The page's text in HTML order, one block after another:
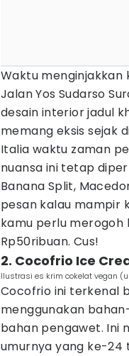
Waktu menginjakkan
Jalan Yos Sudarso
desain interior jadul
memang eksis sejak
Italia waktu zaman
nuansa ini tetap
Banana Split,
pesan kalau mampir
kamu perlu merogoh
Rp50ribuan. Cus!
2. Cocofrio Ice
Ilustrasi es krim cokelat vegan
Cocofrio ini terkenal
menggunakan
bahan pengawet. Ini
umurnya yang ke-24